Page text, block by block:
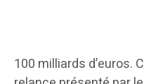
100 milliards d’euros.